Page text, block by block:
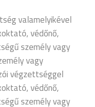
valamelyikével
védőnő,
személy vagy
vagy
végzettséggel
védőnő,
személy vagy